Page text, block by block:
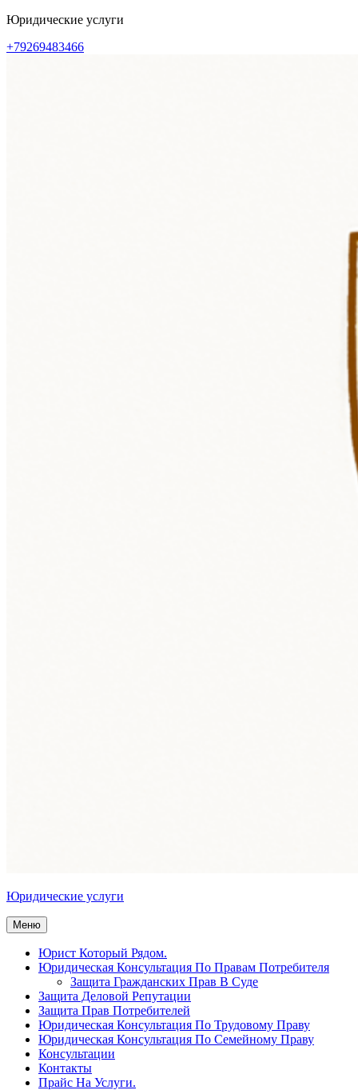
Перейти
содержимому
Юридические услуги
+79269483466
Юридические услуги
Меню
Юрист Который Рядом.
Юридическая Консультация По Правам Потребителя
Защита Гражданских Прав В Суде
Защита Деловой Репутации
Защита Прав Потребителей
Юридическая Консультация По Трудовому Праву
Юридическая Консультация По Семейному Праву
Консультации
Контакты
Прайс На Услуги.